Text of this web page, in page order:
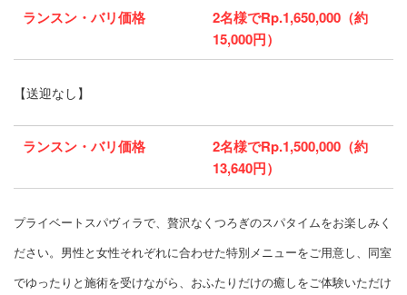
ランスン・バリ価格
2名様でRp.1,650,000（約
15,000円）
【送迎なし】
ランスン・バリ価格
2名様でRp.1,500,000（約
13,640円）
プライベートスパヴィラで、贅沢なくつろぎのスパタイムをお楽しみく
ださい。男性と女性それぞれに合わせた特別メニューをご用意し、同室
でゆったりと施術を受けながら、おふたりだけの癒しをご体験いただけ